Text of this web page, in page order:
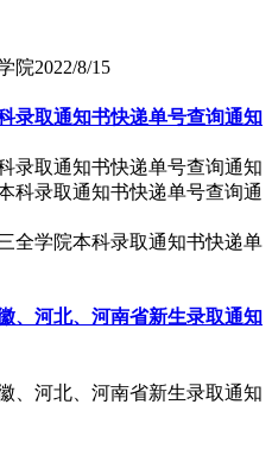
院2022/8/15
录取通知书快递单号查询通知
录取通知书快递单号查询通知
全学院本科录取通知书快递单
、河北、河南省新生录取通知
、河北、河南省新生录取通知